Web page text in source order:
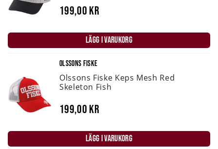
199,00 kr
LÄGG I VARUKORG
OLSSONS FISKE
Olssons Fiske Keps Mesh Red
Skeleton Fish
199,00 kr
LÄGG I VARUKORG